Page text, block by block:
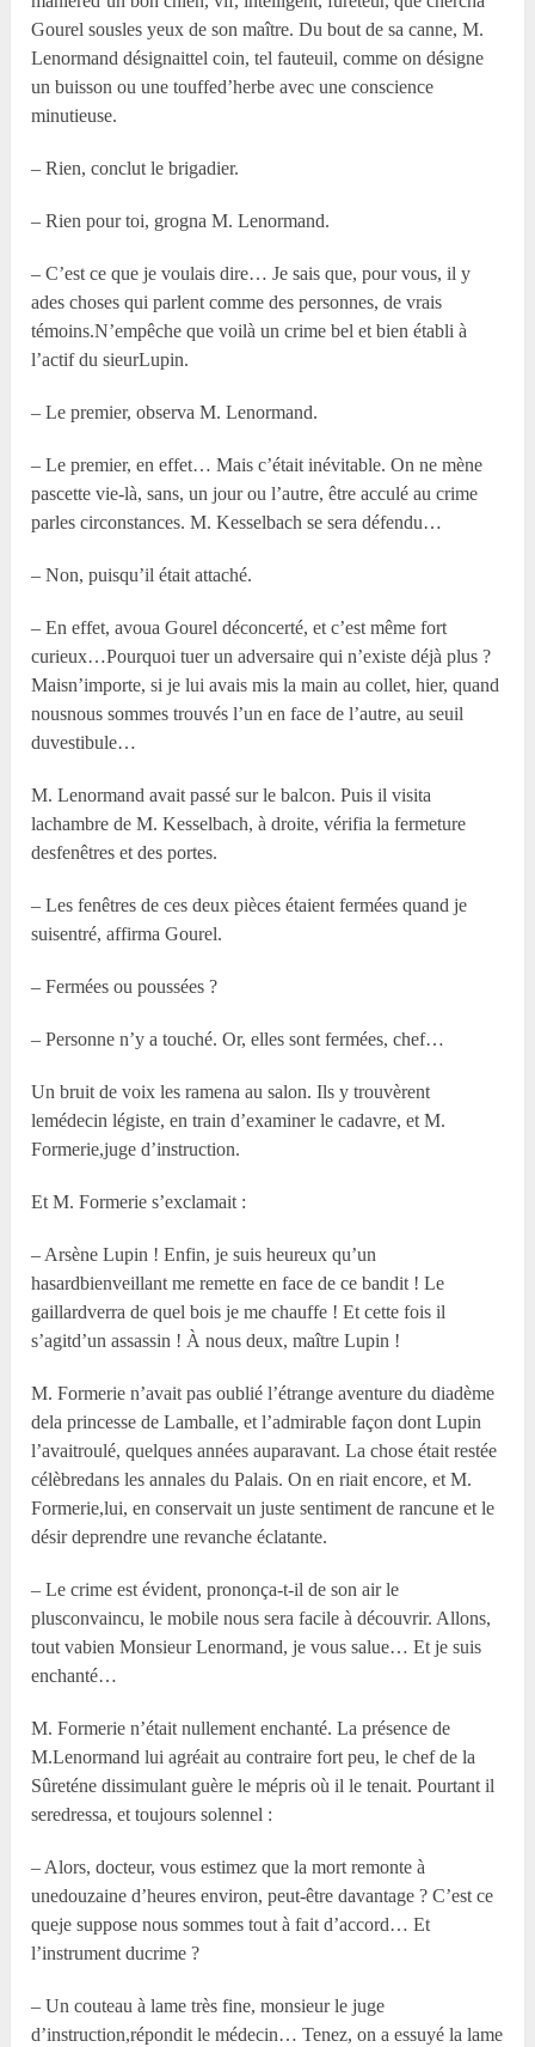
Gourel sousles yeux de son maître. Du bout de sa canne, M.
Lenormand désignaittel coin, tel fauteuil, comme on désigne
un buisson ou une touffed’herbe avec une conscience
minutieuse.
– Rien, conclut le brigadier.
– Rien pour toi, grogna M. Lenormand.
– C’est ce que je voulais dire… Je sais que, pour vous, il y
ades choses qui parlent comme des personnes, de vrais
témoins.N’empêche que voilà un crime bel et bien établi à
l’actif du sieurLupin.
– Le premier, observa M. Lenormand.
– Le premier, en effet… Mais c’était inévitable. On ne mène
pascette vie-là, sans, un jour ou l’autre, être acculé au crime
parles circonstances. M. Kesselbach se sera défendu…
– Non, puisqu’il était attaché.
– En effet, avoua Gourel déconcerté, et c’est même fort
curieux…Pourquoi tuer un adversaire qui n’existe déjà plus ?
Maisn’importe, si je lui avais mis la main au collet, hier, quand
nousnous sommes trouvés l’un en face de l’autre, au seuil
duvestibule…
M. Lenormand avait passé sur le balcon. Puis il visita
lachambre de M. Kesselbach, à droite, vérifia la fermeture
desfenêtres et des portes.
– Les fenêtres de ces deux pièces étaient fermées quand je
suisentré, affirma Gourel.
– Fermées ou poussées ?
– Personne n’y a touché. Or, elles sont fermées, chef…
Un bruit de voix les ramena au salon. Ils y trouvèrent
lemédecin légiste, en train d’examiner le cadavre, et M.
Formerie,juge d’instruction.
Et M. Formerie s’exclamait :
– Arsène Lupin ! Enfin, je suis heureux qu’un
hasardbienveillant me remette en face de ce bandit ! Le
gaillardverra de quel bois je me chauffe ! Et cette fois il
s’agitd’un assassin ! À nous deux, maître Lupin !
M. Formerie n’avait pas oublié l’étrange aventure du diadème
dela princesse de Lamballe, et l’admirable façon dont Lupin
l’avaitroulé, quelques années auparavant. La chose était restée
célèbredans les annales du Palais. On en riait encore, et M.
Formerie,lui, en conservait un juste sentiment de rancune et le
désir deprendre une revanche éclatante.
– Le crime est évident, prononça-t-il de son air le
plusconvaincu, le mobile nous sera facile à découvrir. Allons,
tout vabien Monsieur Lenormand, je vous salue… Et je suis
enchanté…
M. Formerie n’était nullement enchanté. La présence de
M.Lenormand lui agréait au contraire fort peu, le chef de la
Sûreténe dissimulant guère le mépris où il le tenait. Pourtant il
seredressa, et toujours solennel :
– Alors, docteur, vous estimez que la mort remonte à
unedouzaine d’heures environ, peut-être davantage ? C’est ce
queje suppose nous sommes tout à fait d’accord… Et
l’instrument ducrime ?
– Un couteau à lame très fine, monsieur le juge
d’instruction,répondit le médecin… Tenez, on a essuyé la lame